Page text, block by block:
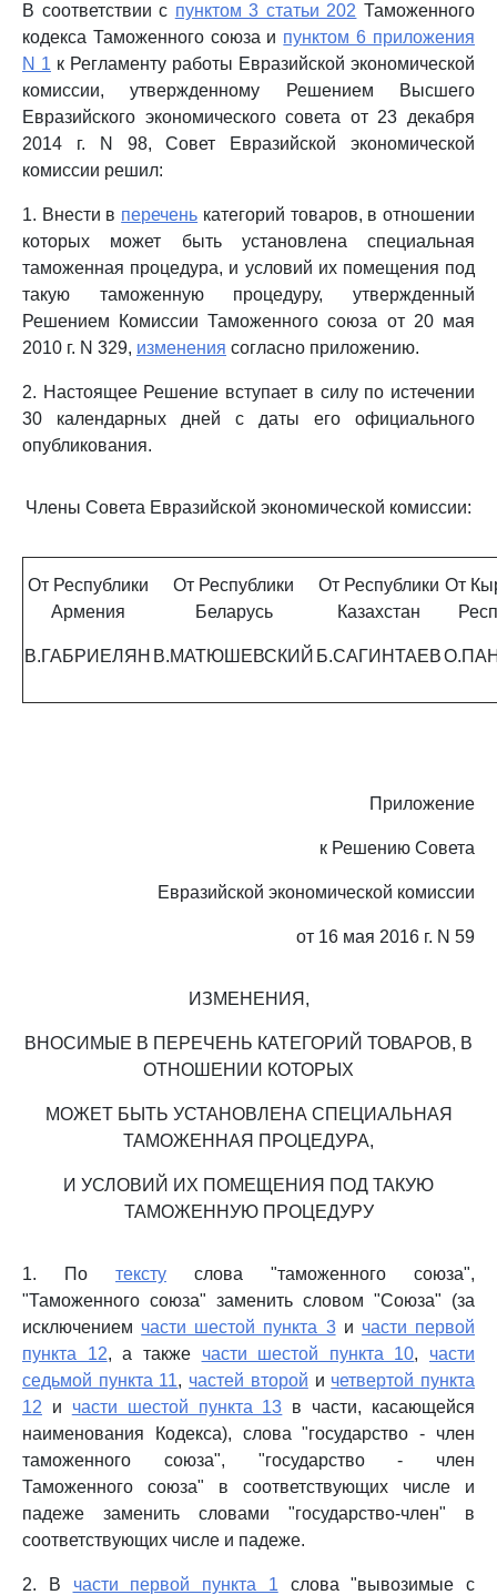
В соответствии с пунктом 3 статьи 202 Таможенного
кодекса Таможенного союза и пунктом 6 приложения
N 1 к Регламенту работы Евразийской экономической
комиссии, утвержденному Решением Высшего
Евразийского экономического совета от 23 декабря
2014 г. N 98, Совет Евразийской экономической
комиссии решил:
1. Внести в перечень категорий товаров, в отношении
которых может быть установлена специальная
таможенная процедура, и условий их помещения под
такую таможенную процедуру, утвержденный
Решением Комиссии Таможенного союза от 20 мая
2010 г. N 329, изменения согласно приложению.
2. Настоящее Решение вступает в силу по истечении
30 календарных дней с даты его официального
опубликования.
Члены Совета Евразийской экономической комиссии:
От Республики
Армения
В.ГАБРИЕЛЯН
От Республики
Беларусь
В.МАТЮШЕВСКИЙ
От Республики
Казахстан
Б.САГИНТАЕВ
От
Приложение
к Решению Совета
Евразийской экономической комиссии
от 16 мая 2016 г. N 59
ИЗМЕНЕНИЯ,
ВНОСИМЫЕ В ПЕРЕЧЕНЬ КАТЕГОРИЙ ТОВАРОВ, В
ОТНОШЕНИИ КОТОРЫХ
МОЖЕТ БЫТЬ УСТАНОВЛЕНА СПЕЦИАЛЬНАЯ
ТАМОЖЕННАЯ ПРОЦЕДУРА,
И УСЛОВИЙ ИХ ПОМЕЩЕНИЯ ПОД ТАКУЮ
ТАМОЖЕННУЮ ПРОЦЕДУРУ
1. По тексту слова "таможенного союза",
"Таможенного союза" заменить словом "Союза" (за
исключением части шестой пункта 3и части первой
пункта 12, а также части шестой пункта 10, части
седьмой пункта 11, частей второй и четвертой пункта
12 и части шестой пункта 13 в части, касающейся
наименования Кодекса), слова "государство - член
таможенного союза", "государство - член
Таможенного союза" в соответствующих числе и
падеже заменить словами "государство-член" в
соответствующих числе и падеже.
2. В части первой пункта 1 слова "вывозимые с